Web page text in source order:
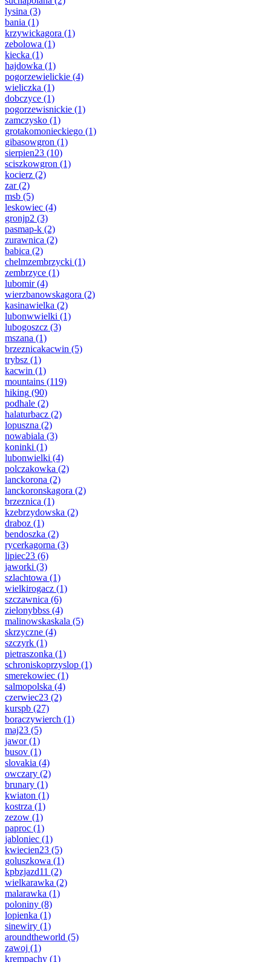
lysina (3)
bania (1)
krzywickagora (1)
zebolowa (1)
kiecka (1)
hajdowka (1)
pogorzewielickie (4)
wieliczka (1)
dobczyce (1)
pogorzewisnickie (1)
zamczysko (1)
grotakomonieckiego (1)
gibasowgron (1)
sierpien23 (10)
sciszkowgron (1)
kocierz (2)
zar(2)
msb (5)
leskowiec (4)
gronjp2 (3)
pasmap-k (2)
zurawnica (2)
babica (2)
chelmzembrzycki (1)
zembrzyce (1)
lubomir(4)
wierzbanowskagora (2)
kasinawielka (2)
lubonwwielki (1)
lubogoszcz (3)
mszana (1)
brzeznicakacwin (5)
trybsz (1)
kacwin (1)
mountains (119)
hiking (90)
podhale (2)
halaturbacz (2)
lopuszna (2)
nowabiala (3)
koninki (1)
lubonwielki (4)
polczakowka (2)
lanckorona (2)
lanckoronskagora (2)
brzeznica (1)
kzebrzydowska (2)
draboz (1)
bendoszka (2)
rycerkagorna (3)
lipiec23 (6)
jaworki (3)
szlachtowa (1)
wielkirogacz (1)
szczawnica (6)
zielonybbss (4)
malinowskaskala (5)
skrzyczne (4)
szczyrk (1)
pietraszonka (1)
schroniskoprzyslop (1)
smerekowiec (1)
salmopolska (4)
czerwiec23 (2)
kurspb (27)
boraczywierch (1)
maj23 (5)
jawor(1)
busov (1)
slovakia (4)
owczary (2)
brunary (1)
kwiaton (1)
kostrza (1)
zezow (1)
paproc (1)
jabloniec (1)
kwiecien23 (5)
goluszkowa (1)
kpbzjazd11 (2)
wielkarawka (2)
malarawka (1)
poloniny (8)
lopienka (1)
sinewiry (1)
aroundtheworld (5)
zawoj (1)
krempachy (1)